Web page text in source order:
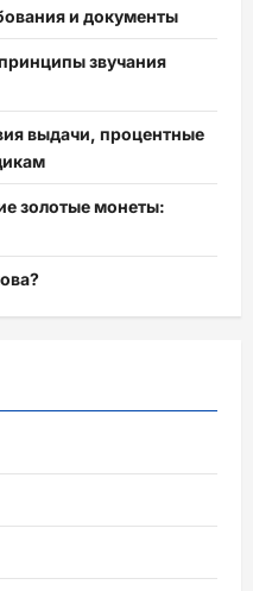
и документы
звучания
выдачи, процентные
золотые монеты: